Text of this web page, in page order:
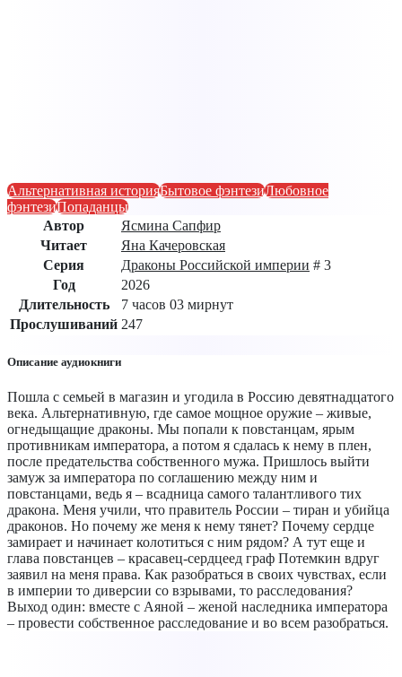
Альтернативная историяБытовое фэнтезиЛюбовное
фэнтезиПопаданцы
Автор
Ясмина Сапфир
Читает
Яна Качеровская
Серия
Драконы Российской империи # 3
Год
2026
Длительность
7 часов 03 мирнут
Прослушиваний 247
Описание аудиокниги
Пошла с семьей в магазин и угодила в Россию девятнадцатого
века. Альтернативную, где самое мощное оружие – живые,
огнедыщащие драконы. Мы попали к повстанцам, ярым
противникам императора, а потом я сдалась к нему в плен,
после предательства собственного мужа. Пришлось выйти
замуж за императора по соглашению между ним и
повстанцами, ведь я – всадница самого талантливого тих
дракона. Меня учили, что правитель России – тиран и убийца
драконов. Но почему же меня к нему тянет? Почему сердце
замирает и начинает колотиться с ним рядом? А тут еще и
глава повстанцев – красавец-сердцеед граф Потемкин вдруг
заявил на меня права. Как разобраться в своих чувствах, если
в империи то диверсии со взрывами, то расследования?
Выход один: вместе с Аяной – женой наследника императора
– провести собственное расследование и во всем разобраться.